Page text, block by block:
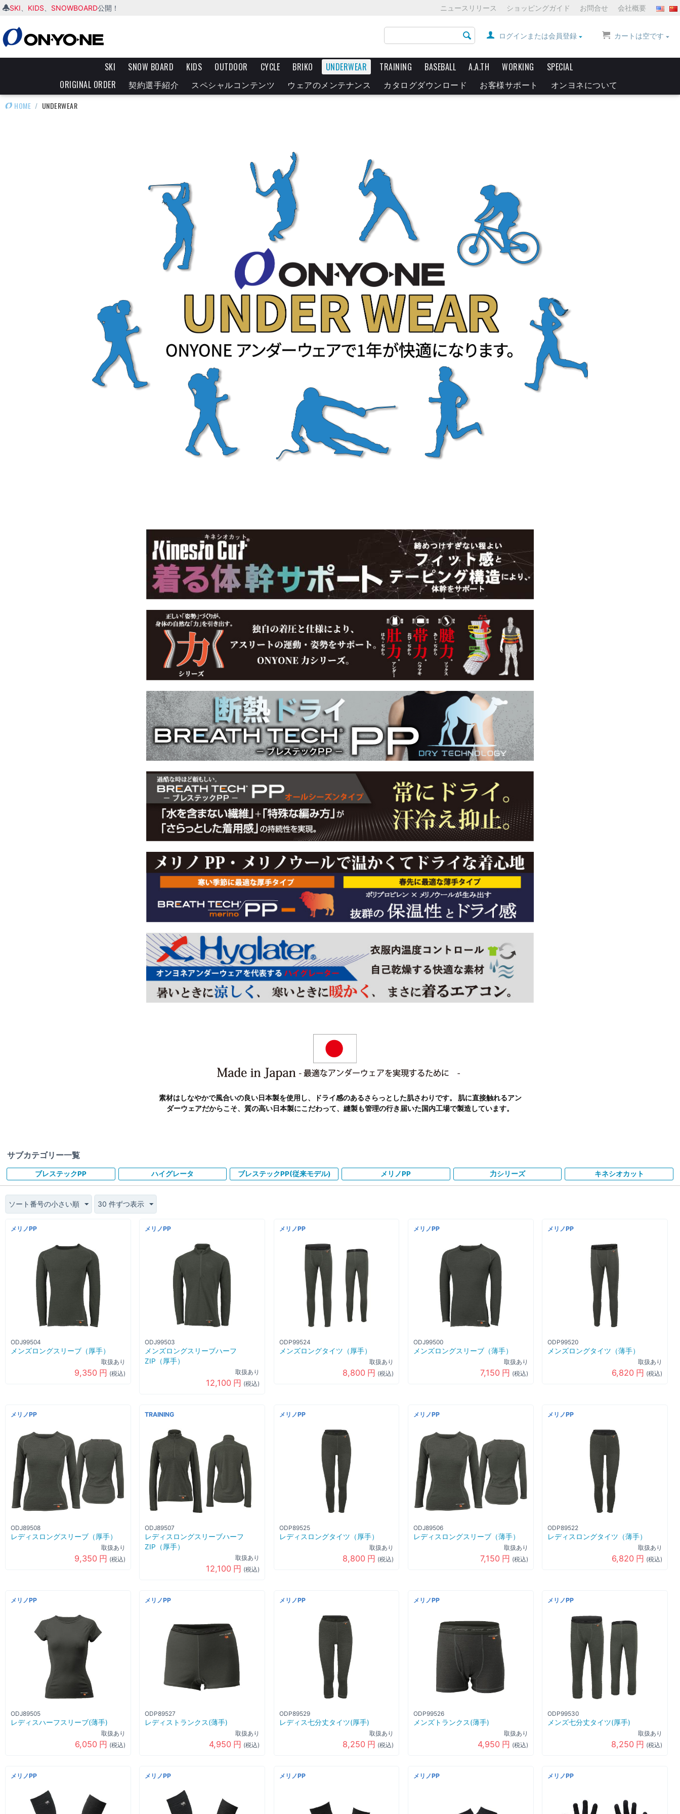
SKI KIDS SNOWBOARD公開！ ニュースリリース ショッピングガイド お問合せ 会社概要
カートは空です
ログインまたは会員登録
SKI SNOW BOARD KIDS OUTDOOR CYCLE BRIKO UNDERWEAR TRAINING BASEBALL A.A.TH WORKING
SPECIAL
ORIGINAL ORDER
契約選手紹介 スペシャルコンテンツ ウェアのメンテナンス カタログダウンロード お客様サポート オンヨネについて
HOME / UNDERWEAR
素材はしなやかで風合いの良い日本製を使用し、ドライ感のあるさらっとした肌さわりです。 肌に直接触れるアン
ダーウェアだからこそ、質の高い日本製にこだわって、縫製も管理の行き届いた国内工場で製造しています。
サブカテゴリー一覧
ブレステックPP ハイグレータ ブレステックPP(従来モデル) メリノPP 力シリーズ キネシオカット
ソート番号の小さい順 30 件ずつ表示
メリノPP
ODJ99504
メンズロングスリーブ（厚手）
取扱あり
9,350 円 (税込)
メリノPP
ODJ99503
メンズロングスリーブハーフ
ZIP（厚手）
取扱あり
12,100 円 (税込)
メリノPP
ODP99524
メンズロングタイツ（厚手）
取扱あり
8,800 円 (税込)
メリノPP
ODJ99500
メンズロングスリーブ（薄手）
取扱あり
7,150 円 (税込)
メリノPP
ODP99520
メンズロングタイツ（薄手）
取扱あり
6,820 円 (税込)
メリノPP
ODJ89508
レディスロングスリーブ（厚手）
取扱あり
9,350 円 (税込)
TRAINING
ODJ89507
レディスロングスリーブハーフ
ZIP（厚手）
取扱あり
12,100 円 (税込)
メリノPP
ODP89525
レディスロングタイツ（厚手）
取扱あり
8,800 円 (税込)
メリノPP
ODJ89506
レディスロングスリーブ（薄手）
取扱あり
7,150 円 (税込)
メリノPP
ODP89522
レディスロングタイツ（薄手）
取扱あり
6,820 円 (税込)
メリノPP
ODJ89505
レディスハーフスリーブ(薄手)
取扱あり
6,050 円 (税込)
メリノPP
ODP89527
レディストランクス(薄手)
取扱あり
4,950 円 (税込)
メリノPP
ODP89529
レディス七分丈タイツ(厚手)
取扱あり
8,250 円 (税込)
メリノPP
ODP99526
メンズトランクス(薄手)
取扱あり
4,950 円 (税込)
メリノPP
ODP99530
メンズ七分丈タイツ(厚手)
取扱あり
8,250 円 (税込)
メリノPP メリノPP メリノPP メリノPP メリノPP